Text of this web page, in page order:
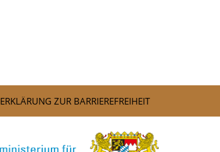
ERKLÄRUNG ZUR BARRIEREFREIHEIT